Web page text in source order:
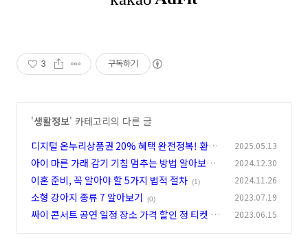
3 구독하기
'생활정보' 카테고리의 다른 글
디지털 온누리상품권 20% 혜택 완전정복! 환급
방법부터 사용처까지 한눈에 (3)
2025.05.13
아이 마른 가래 감기 기침 멈추는 방법 알아보기
(4)
2024.12.30
이혼 준비, 꼭 알아야 할 5가지 법적 절차 (1) 2024.11.26
소형 강아지 종류 7 알아보기 (0) 2023.07.19
싸이 콘서트 공연 일정 장소 가격 할인 정 티켓 예
2023.06.15